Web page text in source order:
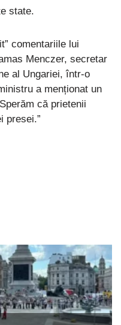
state.
comentariile lui
Menczer, secretar
al Ungariei, într-o
a menționat un
că prietenii
presei.”